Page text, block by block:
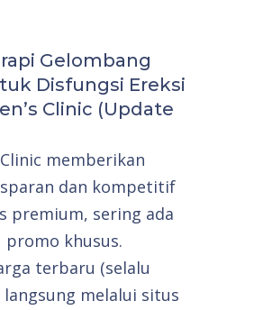
Gelombang
Disfungsi Ereksi
Clinic (Update
Clinic memberikan
dan kompetitif
premium, sering ada
promo khusus.
terbaru (selalu
melalui situs